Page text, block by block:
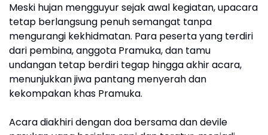
Meski hujan mengguyur sejak awal kegiatan, upacara
tetap berlangsung penuh semangat tanpa
mengurangi kekhidmatan. Para peserta yang terdiri
dari pembina, anggota Pramuka, dan tamu
undangan tetap berdiri tegap hingga akhir acara,
menunjukkan jiwa pantang menyerah dan
kekompakan khas Pramuka.
Acara diakhiri dengan doa bersama dan devile